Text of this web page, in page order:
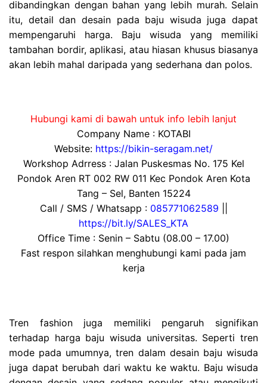
dibandingkan dengan bahan yang lebih murah. Selain
itu, detail dan desain pada baju wisuda juga dapat
mempengaruhi harga. Baju wisuda yang memiliki
tambahan bordir, aplikasi, atau hiasan khusus biasanya
akan lebih mahal daripada yang sederhana dan polos.
Hubungi kami di bawah untuk info lebih lanjut
Company Name : KOTABI
Website: https://bikin-seragam.net/
Workshop Adrress : Jalan Puskesmas No. 175 Kel
Pondok Aren RT 002 RW 011 Kec Pondok Aren Kota
Tang – Sel, Banten 15224
Call / SMS / Whatsapp : 085771062589
https://bit.ly/SALES_KTA
Office Time : Senin – Sabtu (08.00 – 17.00)
Fast respon silahkan menghubungi kami pada jam
kerja
Tren fashion juga memiliki pengaruh signifikan
terhadap harga baju wisuda universitas. Seperti tren
mode pada umumnya, tren dalam desain baju wisuda
juga dapat berubah dari waktu ke waktu. Baju wisuda